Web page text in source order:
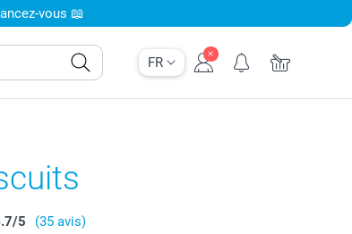
FR
vous 📖
/5
(35 avis)